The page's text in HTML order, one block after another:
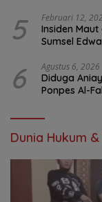
5 Februari 12,
Insiden
Sumsel
6 Agustus 6, 2026
Diduga
Ponpes Al-
Dunia Hukum